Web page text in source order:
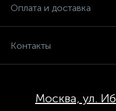
Оплата и доставка
Контакты
Москва, ул.